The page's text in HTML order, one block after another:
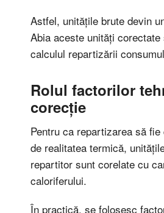
Astfel, unitățile brute devin
Abia aceste unități
calculul repartizării
Rolul factorilor
corecție
Pentru ca repartizarea să
de realitatea termică,
repartitor sunt corelate cu
caloriferului.
În practică, se folosesc